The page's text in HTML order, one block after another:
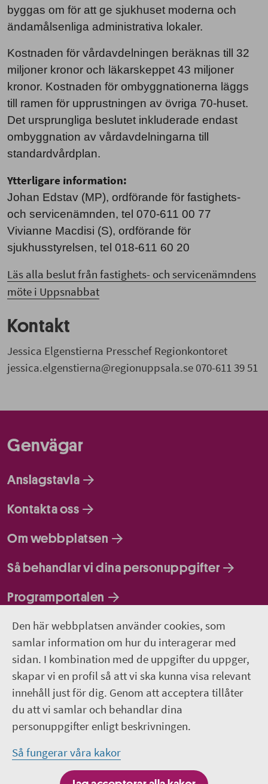
Den här webbplatsen använder cookies, som
samlar information om hur du interagerar med
sidan. I kombination med de uppgifter du uppger,
skapar vi en profil så att vi ska kunna visa relevant
innehåll just för dig. Genom att acceptera tillåter
du att vi samlar och behandlar dina
personuppgifter enligt beskrivningen.
Så fungerar våra kakor
byggas om för att ge sjukhuset moderna och
ändamålsenliga administrativa lokaler.
Kostnaden för vårdavdelningen beräknas till 32
miljoner kronor och läkarskeppet 43 miljoner
kronor. Kostnaden för ombyggnationerna läggs
till ramen för upprustningen av övriga 70-huset.
Det ursprungliga beslutet inkluderade endast
ombyggnation av vårdavdelningarna till
standardvårdplan.
Ytterligare information:
Johan Edstav (MP), ordförande för fastighets-
och servicenämnden, tel 070-611 00 77
Vivianne Macdisi (S), ordförande för
sjukhusstyrelsen, tel 018-611 60 20
Läs alla beslut från fastighets- och servicenämndens
möte i Uppsnabbat
Kontakt
Jessica Elgenstierna Presschef Regionkontoret
jessica.elgenstierna@regionuppsala.se 070-611 39 51
Genvägar
Anslagstavla
Kontakta oss
Om webbplatsen
Så behandlar vi dina personuppgifter
Programportalen
Följ oss
Lediga jobb
Pressrum
Facebook
Jobba hos oss - Facebook